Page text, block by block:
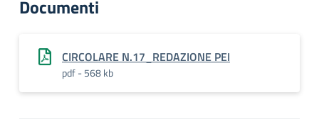
Documenti
CIRCOLARE N.17_REDAZIONE PEI
pdf - 568 kb